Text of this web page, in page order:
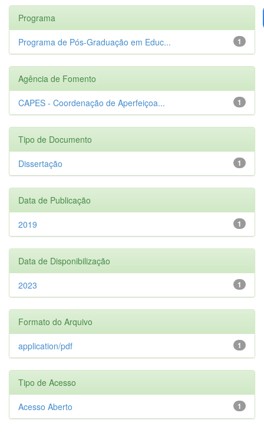
Programa
1
Programa de Pós-Graduação em Educ...
Agência de Fomento
1
CAPES - Coordenação de Aperfeiçoa...
Tipo de Documento
1
Dissertação
Data de Publicação
1
2019
Data de Disponibilização
1
2023
Formato do Arquivo
1
application/pdf
Tipo de Acesso
1
Acesso Aberto